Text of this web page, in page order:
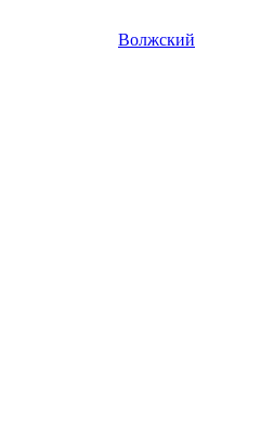
Волжский